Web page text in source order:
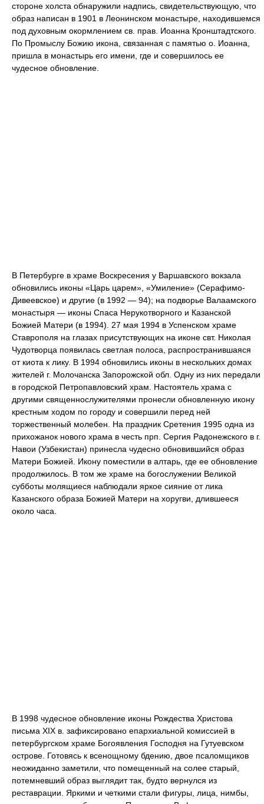
стороне холста обнаружили надпись, свидетельствующую, что
образ написан в 1901 в Леонинском монастыре, находившемся
под духовным окормлением св. прав. Иоанна Кронштадтского.
По Промыслу Божию икона, связанная с памятью о. Иоанна,
пришла в монастырь его имени, где и совершилось ее
чудесное обновление.
В Петербурге в храме Воскресения у Варшавского вокзала
обновились иконы «Царь царем», «Умиление» (Серафимо-
Дивеевское) и другие (в 1992 — 94); на подворье Валаамского
монастыря — иконы Спаса Нерукотворного и Казанской
Божией Матери (в 1994). 27 мая 1994 в Успенском храме
Ставрополя на глазах присутствующих на иконе свт. Николая
Чудотворца появилась светлая полоса, распространившаяся
от киота к лику. В 1994 обновились иконы в нескольких домах
жителей г. Молочанска Запорожской обл. Одну из них передали
в городской Петропавловский храм. Настоятель храма с
другими священнослужителями пронесли обновленную икону
крестным ходом по городу и совершили перед ней
торжественный молебен. На праздник Сретения 1995 одна из
прихожанок нового храма в честь прп. Сергия Радонежского в г.
Навои (Узбекистан) принесла чудесно обновившийся образ
Матери Божией. Икону поместили в алтарь, где ее обновление
продолжилось. В том же храме на богослужении Великой
субботы молящиеся наблюдали яркое сияние от лика
Казанского образа Божией Матери на хоругви, длившееся
около часа.
В 1998 чудесное обновление иконы Рождества Христова
письма XIX в. зафиксировано епархиальной комиссией в
петербургском храме Богоявления Господня на Гутуевском
острове. Готовясь к всенощному бдению, двое псаломщиков
неожиданно заметили, что помещенный на солее старый,
потемневший образ выглядит так, будто вернулся из
реставрации. Яркими и четкими стали фигуры, лица, нимбы,